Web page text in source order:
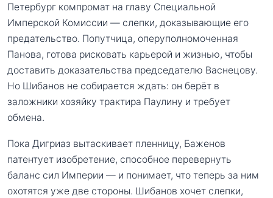
Петербург компромат на главу Специальной
Имперской Комиссии — слепки, доказывающие его
предательство. Попутчица, оперуполномоченная
Панова, готова рисковать карьерой и жизнью, чтобы
доставить доказательства председателю Васнецову.
Но Шибанов не собирается ждать: он берёт в
заложники хозяйку трактира Паулину и требует
обмена.
Пока Дигриаз вытаскивает пленницу, Баженов
патентует изобретение, способное перевернуть
баланс сил Империи — и понимает, что теперь за ним
охотятся уже две стороны. Шибанов хочет слепки,